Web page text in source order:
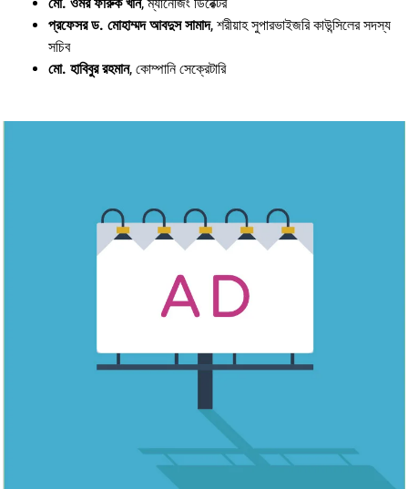
মো. ওমর ফারুক খান, ম্যানেজিং ডিরেক্টর
প্রফেসর ড. মোহাম্মদ আবদুস সামাদ, শরীয়াহ সুপারভাইজরি কাউন্সিলের সদস্য
সচিব
মো. হাবিবুর রহমান, কোম্পানি সেক্রেটারি